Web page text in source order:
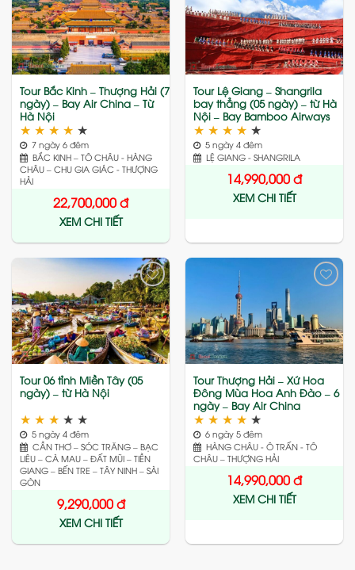
Add
to
wishlist
Tour Bắc Kinh – Thượng Hải (7
ngày) – Bay Air China – Từ
Hà Nội
★ ★ ★ ★ ★
7 ngày 6 đêm
BẮC KINH – TÔ CHÂU - HÀNG
CHÂU – CHU GIA GIÁC - THƯỢNG
HẢI
22,700,000đ
XEM CHI TIẾT
Add
to
wishlist
Tour Lệ Giang – Shangrila
bay thẳng (05 ngày) – từ Hà
Nội – Bay Bamboo Airways
★ ★ ★ ★ ★
5 ngày 4 đêm
LỆ GIANG - SHANGRILA
14,990,000đ
XEM CHI TIẾT
Add
to
wishlist
Tour 06 tỉnh Miền Tây (05
ngày) – từ Hà Nội
★ ★ ★ ★ ★
5 ngày 4 đêm
CẦN THƠ – SÓC TRĂNG – BẠC
LIÊU – CÀ MAU – ĐẤT MŨI – TIỀN
GIANG – BẾN TRE – TÂY NINH – SÀI
GÒN
9,290,000đ
XEM CHI TIẾT
wishlist
Tour Thượng Hải – Xứ Hoa
Đông Mùa Hoa Anh Đào – 6
ngày – Bay Air China
★ ★ ★ ★ ★
6 ngày 5 đêm
HÀNG CHÂU - Ô TRẤN - TÔ
CHÂU – THƯỢNG HẢI
14,990,000đ
XEM CHI TIẾT